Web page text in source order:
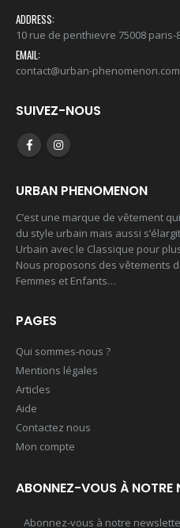
ADDRESS:
10 rue de penthievre 75008 paris-
EMAIL:
contact@urban-phenomenon.com
SUIVEZ-NOUS
URBAN PHENOMENON
C’est une marque de vêtement
du style urbain mais aussi
Urbain avec le Classique pour
Nous proposons des vêtements
Femmes et Enfants…
PAGES
Qui sommes-nous ?
Mentions légales
Articles
Aide
Contactez nous
Mon compte
ABONNEZ-VOUS À NOTRE
Abonnez-vous à notre